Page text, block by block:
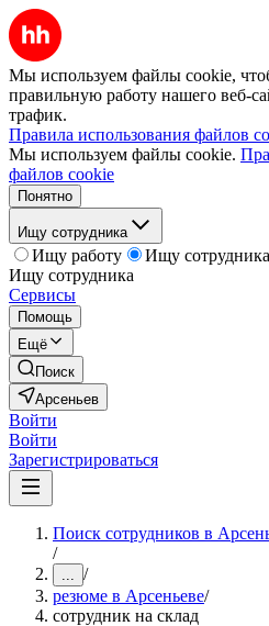
Мы используем файлы cookie,
правильную работу нашего веб-
трафик.
Правила использования файлов
Мы используем файлы cookie.
файлов cookie
Понятно
Ищу сотрудника
Ищу работу
Ищу сотрудника
Ищу сотрудника
Сервисы
Помощь
Ещё
Поиск
Арсеньев
Войти
Войти
Зарегистрироваться
Поиск сотрудников в
/
... /
резюме в Арсеньеве/
сотрудник на склад